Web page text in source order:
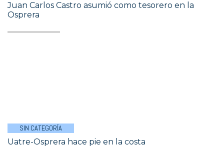
Juan Carlos Castro asumió como tesorero en la
Osprera
SIN CATEGORÍA
Uatre-Osprera hace pie en la costa